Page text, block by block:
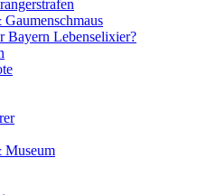
Bayern Lebenselixier?
Museum